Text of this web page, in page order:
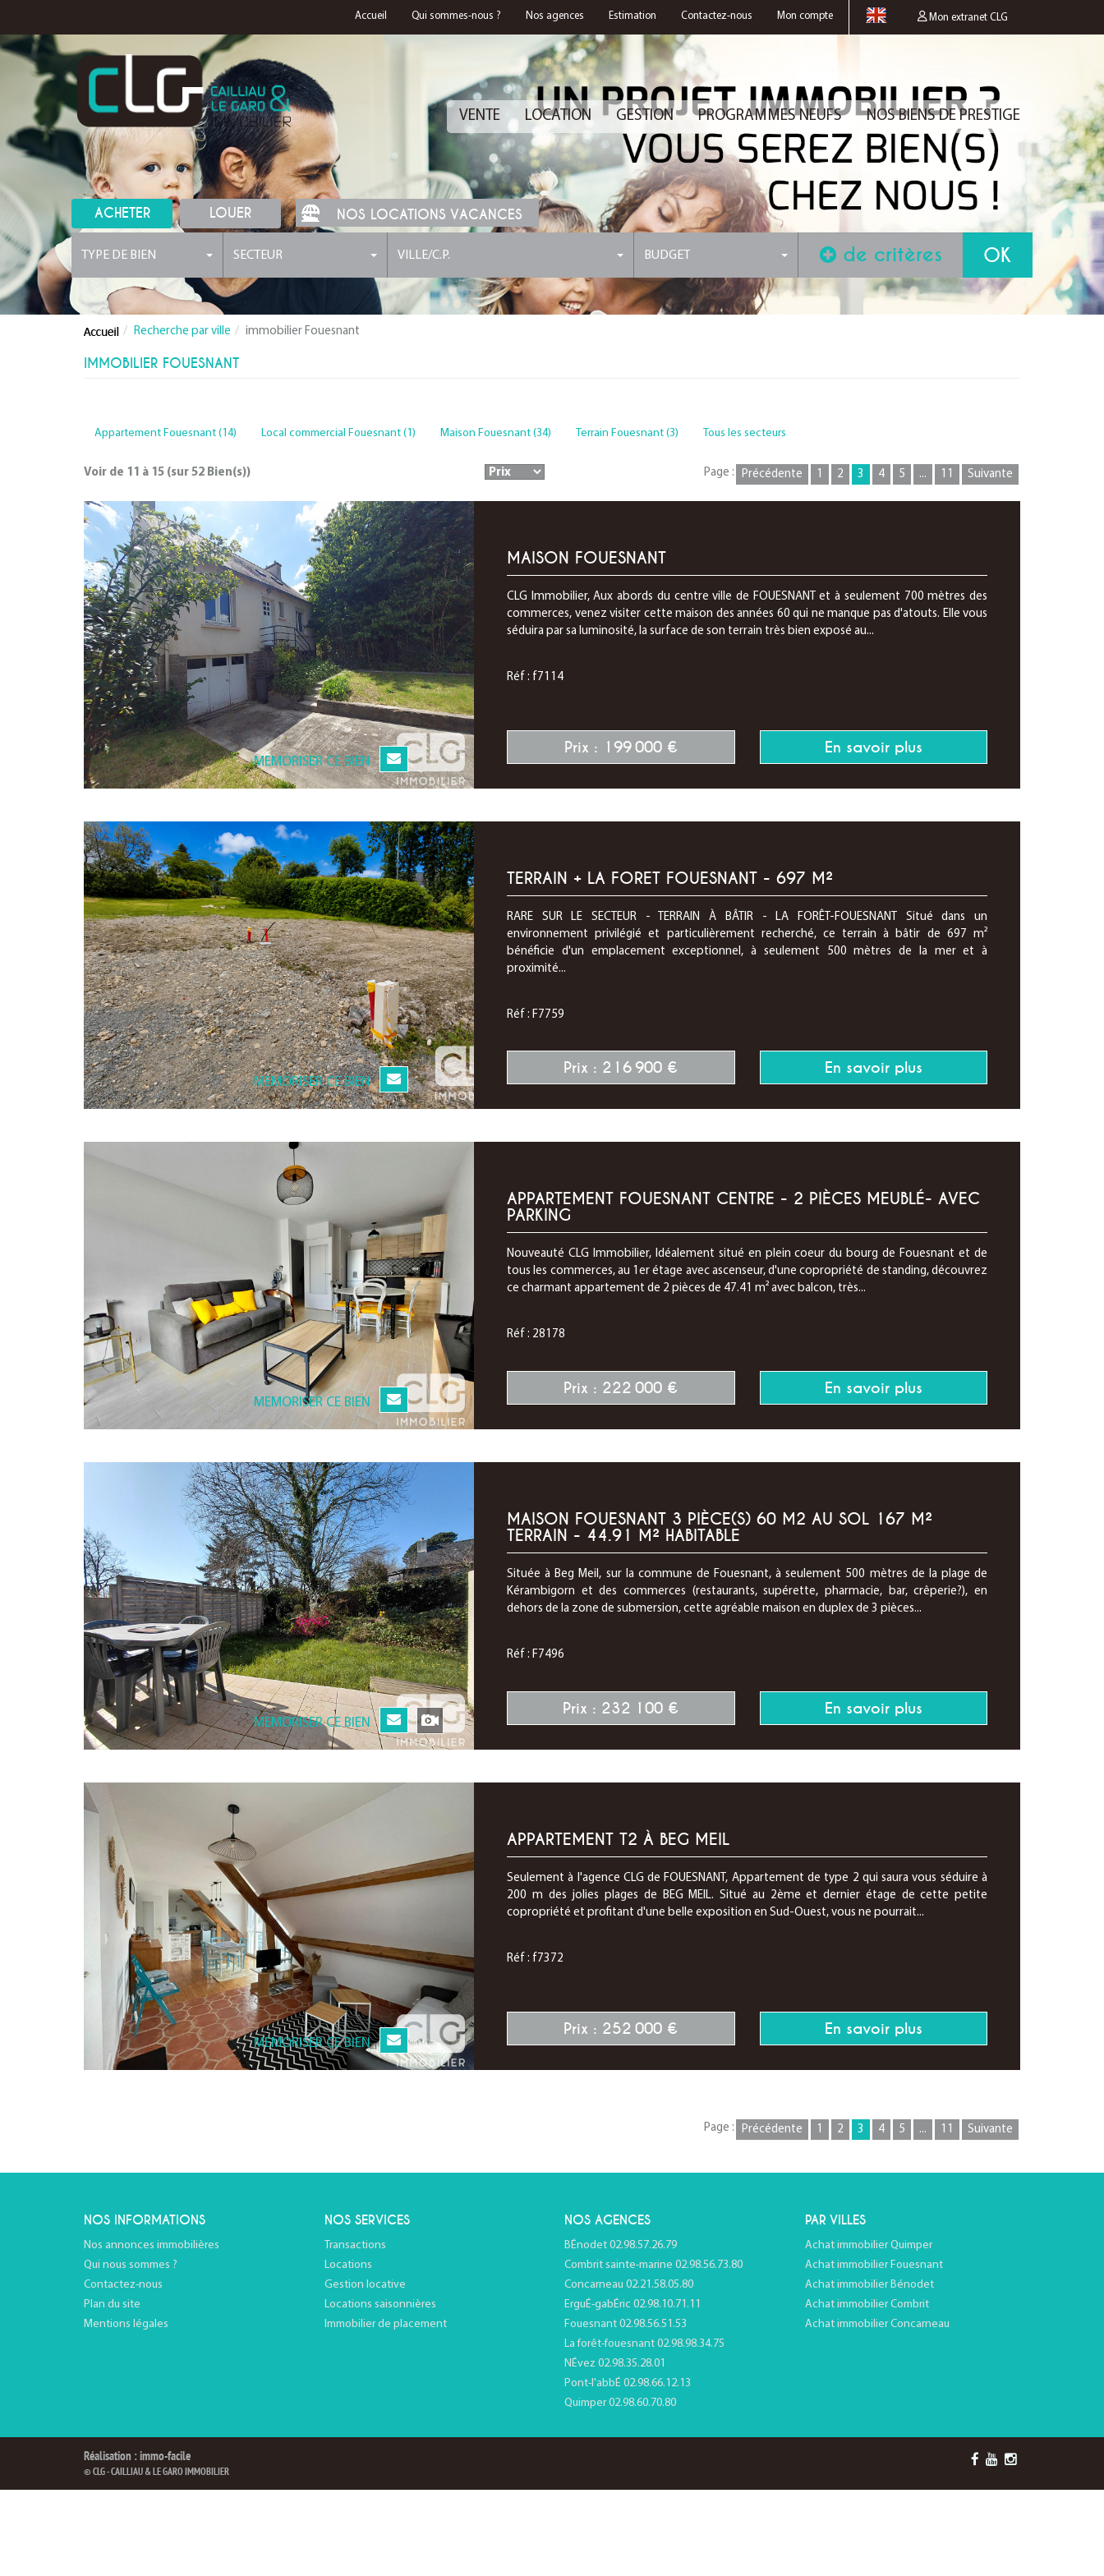
Mon extranet CLG
Accueil Qui sommes-nous ? Nos agences Estimation Contactez-nous Mon compte
VENTE LOCATION GESTION PROGRAMMES NEUFS NOS BIENS DE PRESTIGE
ACHETER LOUER NOS LOCATIONS VACANCES
TYPE DE BIEN SECTEUR VILLE/C.P. BUDGET de critères
Recherche par ville immobilier Fouesnant
IMMOBILIER FOUESNANT
Appartement Fouesnant (14) Local commercial Fouesnant (1) Maison Fouesnant (34) Terrain Fouesnant (3) Tous les secteurs
Voir de 11 à 15 (sur 52 Bien(s)) Précédente 1 2 3 4 5 ... 11 Suivante
Page :
MEMORISER CE BIEN
MAISON FOUESNANT
CLG Immobilier, Aux abords du centre ville de FOUESNANT et à seulement 700 mètres des
commerces, venez visiter cette maison des années 60 qui ne manque pas d'atouts. Elle vous
séduira par sa luminosité, la surface de son terrain très bien exposé au...
Réf : f7114
Prix : 199 000 € En savoir plus
MEMORISER CE BIEN
TERRAIN + LA FORET FOUESNANT - 697 M²
RARE SUR LE SECTEUR - TERRAIN À BÂTIR - LA FORÊT-FOUESNANT Situé dans un
environnement privilégié et particulièrement recherché, ce terrain à bâtir de 697 m²
bénéficie d'un emplacement exceptionnel, à seulement 500 mètres de la mer et à
proximité...
Réf : F7759
Prix : 216 900 € En savoir plus
MEMORISER CE BIEN
APPARTEMENT FOUESNANT CENTRE - 2 PIÈCES MEUBLÉ- AVEC
PARKING
Nouveauté CLG Immobilier, Idéalement situé en plein coeur du bourg de Fouesnant et de
tous les commerces, au 1er étage avec ascenseur, d'une copropriété de standing, découvrez
ce charmant appartement de 2 pièces de 47.41 m² avec balcon, très...
Réf : 28178
Prix : 222 000 € En savoir plus
MEMORISER CE BIEN
MAISON FOUESNANT 3 PIÈCE(S) 60 M2 AU SOL 167 M²
TERRAIN - 44.91 M² HABITABLE
Située à Beg Meil, sur la commune de Fouesnant, à seulement 500 mètres de la plage de
Kérambigorn et des commerces (restaurants, supérette, pharmacie, bar, crêperie?), en
dehors de la zone de submersion, cette agréable maison en duplex de 3 pièces...
Réf : F7496
Prix : 232 100 € En savoir plus
MEMORISER CE BIEN
APPARTEMENT T2 À BEG MEIL
Seulement à l'agence CLG de FOUESNANT, Appartement de type 2 qui saura vous séduire à
200 m des jolies plages de BEG MEIL. Situé au 2ème et dernier étage de cette petite
copropriété et profitant d'une belle exposition en Sud-Ouest, vous ne pourrait...
Réf : f7372
Prix : 252 000 € En savoir plus
Précédente 1 2 3 4 5 ... 11 Suivante
Page :
NOS INFORMATIONS
Nos annonces immobilières
Qui nous sommes ?
Contactez-nous
Plan du site
Mentions légales
NOS SERVICES
Transactions
Locations
Gestion locative
Locations saisonnières
Immobilier de placement
NOS AGENCES
BÉnodet 02.98.57.26.79
Combrit sainte-marine 02.98.56.73.80
Concarneau 02.21.58.05.80
ErguÉ-gabÉric 02.98.10.71.11
Fouesnant 02.98.56.51.53
La forêt-fouesnant 02.98.98.34.75
NÉvez 02.98.35.28.01
Pont-l'abbÉ 02.98.66.12.13
Quimper 02.98.60.70.80
PAR VILLES
Achat immobilier Quimper
Achat immobilier Fouesnant
Achat immobilier Bénodet
Achat immobilier Combrit
Achat immobilier Concarneau
Réalisation : immo-facile
© CLG - CAILLIAU & LE GARO IMMOBILIER